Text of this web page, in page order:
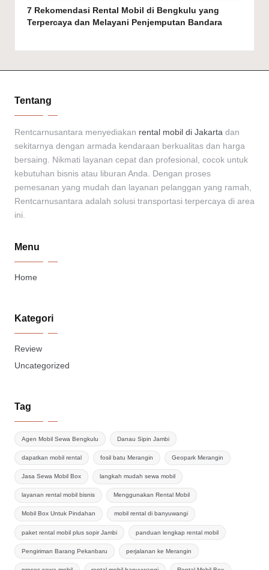
7 Rekomendasi Rental Mobil di Bengkulu yang
Terpercaya dan Melayani Penjemputan Bandara
Tentang
Rentcarnusantara menyediakan rental mobil di Jakarta dan
sekitarnya dengan armada kendaraan berkualitas dan harga
bersaing. Nikmati layanan cepat dan profesional, cocok untuk
kebutuhan bisnis atau liburan Anda. Dengan proses
pemesanan yang mudah dan layanan pelanggan yang ramah,
Rentcarnusantara adalah solusi transportasi terpercaya di area
ini.
Menu
Home
Kategori
Review
Uncategorized
Tag
Agen Mobil Sewa Bengkulu Danau Sipin Jambi
dapatkan mobil rental fosil batu Merangin Geopark Merangin
Jasa Sewa Mobil Box langkah mudah sewa mobil
layanan rental mobil bisnis Menggunakan Rental Mobil
Mobil Box Untuk Pindahan mobil rental di banyuwangi
paket rental mobil plus sopir Jambi panduan lengkap rental mobil
Pengiriman Barang Pekanbaru perjalanan ke Merangin